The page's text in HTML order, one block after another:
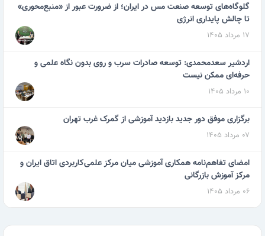
گلوگاه‌های توسعه صنعت مس در ایران؛ از ضرورت عبور از «منبع‌محوری»
تا چالش پایداری انرژی
۱۷ مرداد ۱۴۰۵
اردشیر سعدمحمدی: توسعه صادرات سرب و روی بدون نگاه علمی و
حرفه‌ای ممکن نیست
۱۰ مرداد ۱۴۰۵
برگزاری موفق دور جدید بازدید آموزشی از گمرک غرب تهران
۰۷ مرداد ۱۴۰۵
امضای تفاهم‌نامه همکاری آموزشی میان مرکز علمی‌کاربردی اتاق ایران و
مرکز آموزش بازرگانی
۰۶ مرداد ۱۴۰۵